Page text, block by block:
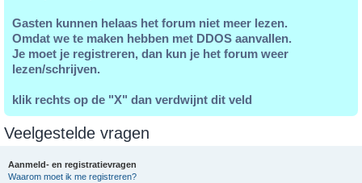
Gasten kunnen helaas het forum niet meer lezen.
Omdat we te maken hebben met DDOS aanvallen.
Je moet je registreren, dan kun je het forum weer
lezen/schrijven.
klik rechts op de "X" dan verdwijnt dit veld
Veelgestelde vragen
Aanmeld- en registratievragen
Waarom moet ik me registreren?